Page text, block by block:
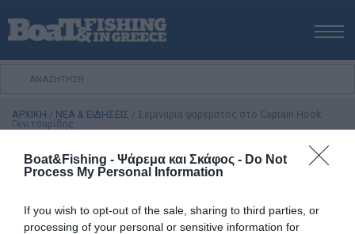
Boat&Fishing - Ψάρεμα και Σκάφος - Do Not
Process My Personal Information
If you wish to opt-out of the sale, sharing to third parties, or
processing of your personal or sensitive information for
ΑΡΧΙΚΗ
ΕΚΔΟΣΕΙΣ
ΨΑΡΕΜΑ ΑΠΟ ΣΚΑΦΟΣ
ΣΚΑΦΟΣ
ΑΡΧΙΚΗ / ΝΕΑ & ΕΙΔΗΣΕΙΣ / Σεμινάρια ψαρέματος στο Captain Hook
Γενιτσαρίδης
ΑΥΤΟΝΟΜΗ ΚΑΤΑΔΥΣΗ ΙΣΤΙΟΠΛΟΙΑ ΟΙΚΟΛΟΓΙΑ ΝΑΥΑΓΙΑ
12 Νοεμβρίου, 2015